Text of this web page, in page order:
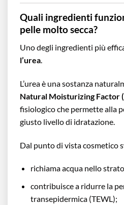
Quali ingredienti
pelle molto secca?
Uno degli ingredienti più
l’urea.
L’urea è una sostanza
Natural Moisturizing Factor
fisiologico che permette alla
giusto livello di idratazione.
Dal punto di vista cosmetico
richiama acqua nello
contribuisce a ridurre la
transepidermica (TEWL);